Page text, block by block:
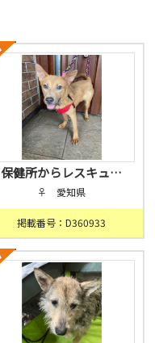
保健所からレスキュ…
♀ 愛知県
掲載番号：D360933